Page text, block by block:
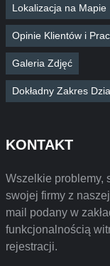
Lokalizacja na Mapie
Opinie Klientów i
Galeria Zdjęć
Dokładny Zakres
KONTAKT
Wszelkie problemy,
swojej firmy z
mail podany w
funkcjonalnością
rejestracji.